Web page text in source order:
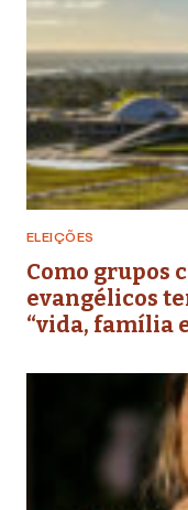
ELEIÇÕES
Como grupos
evangélicos
“vida, família